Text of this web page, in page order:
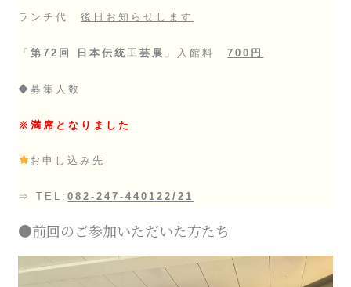
ランチ代後日お知らせします
「第72回 日本伝統工芸展 」入館料700円
◆募集人数
※満席となりました
お申し込み先
⇒ TEL:082-247-440122/21
●前回のご参加いただいた方たち